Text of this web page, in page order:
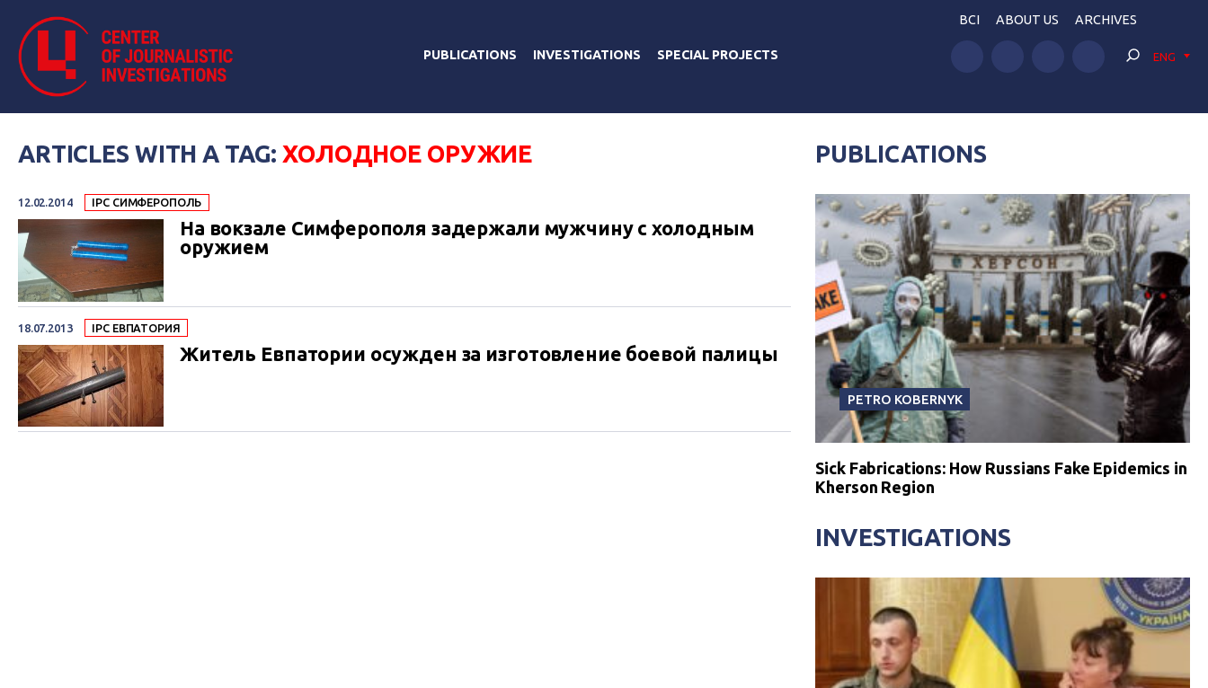
PUBLICATIONS INVESTIGATIONS SPECIAL PROJECTS
BCI ABOUT US ARCHIVES
ENG
ARTICLES WITH A TAG:ХОЛОДНОЕ ОРУЖИЕ
12.02.2014 IPC СИМФЕРОПОЛЬ
На вокзале Симферополя задержали мужчину с холодным
оружием
18.07.2013 IPC ЕВПАТОРИЯ
Житель Евпатории осужден за изготовление боевой палицы
PUBLICATIONS
PETRO KOBERNYK
Sick Fabrications: How Russians Fake Epidemics in
Kherson Region
INVESTIGATIONS